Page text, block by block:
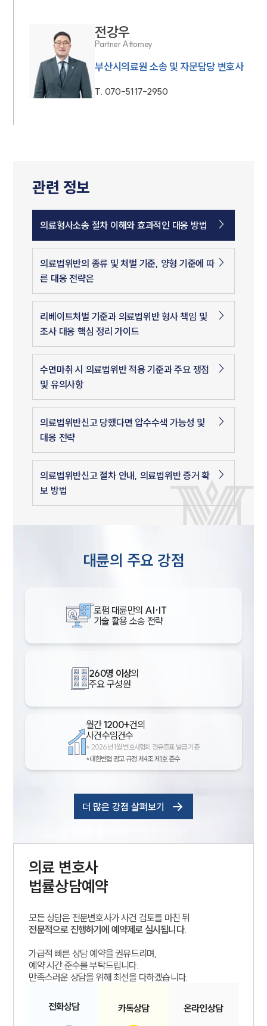
만화로 보는 사례
전강우
Partner Attorney
부산시의료원 소송 및 자문담당 변호사
T. 070-5117-2950
관련 정보
의료형사소송 절차 이해와 효과적인 대응 방법
의료법위반의 종류 및 처벌 기준, 양형 기준에 따
른 대응 전략은
리베이트처벌 기준과 의료법위반 형사 책임 및
조사 대응 핵심 정리 가이드
수면마취 시 의료법위반 적용 기준과 주요 쟁점
및 유의사항
의료법위반신고 당했다면 압수수색 가능성 및
대응 전략
의료법위반신고 절차 안내, 의료법위반 증거 확
보 방법
대륜의 주요 강점
로펌 대륜만의 AI·IT
기술 활용 소송 전략
260명 이상의
주요 구성원
월간1200+건의
사건수임건수
* 2026년 1월 변호사협회 경유증표 발급 기준
*대한변협 광고 규정 제4조 제1호 준수
더 많은 강점 살펴보기
의료 변호사
법률상담예약
모든 상담은 전문변호사가 사건 검토를 마친 뒤
전문적으로 진행하기에 예약제로 실시됩니다.
가급적 빠른 상담 예약을 권유드리며,
예약 시간 준수를 부탁드립니다.
만족스러운 상담을 위해 최선을 다하겠습니다.
전화상담 카톡상담 온라인상담